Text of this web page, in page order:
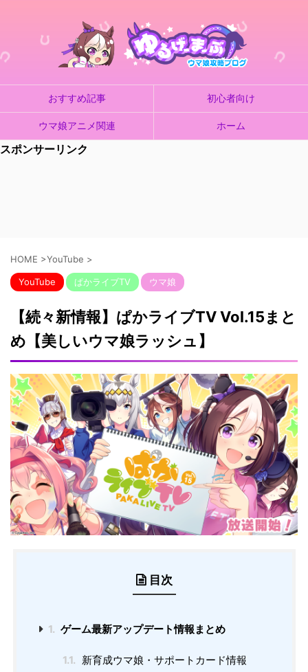
おすすめ記事 初心者向け
ウマ娘アニメ関連 ホーム
スポンサーリンク
HOME >YouTube >
YouTube ぱかライブTV ウマ娘
【続々新情報】ぱかライブTV Vol.15まと
め【美しいウマ娘ラッシュ】
目次
1. ゲーム最新アップデート情報まとめ
1.1. 新育成ウマ娘・サポートカード情報